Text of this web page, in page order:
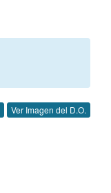
Ver Imagen del D.O.